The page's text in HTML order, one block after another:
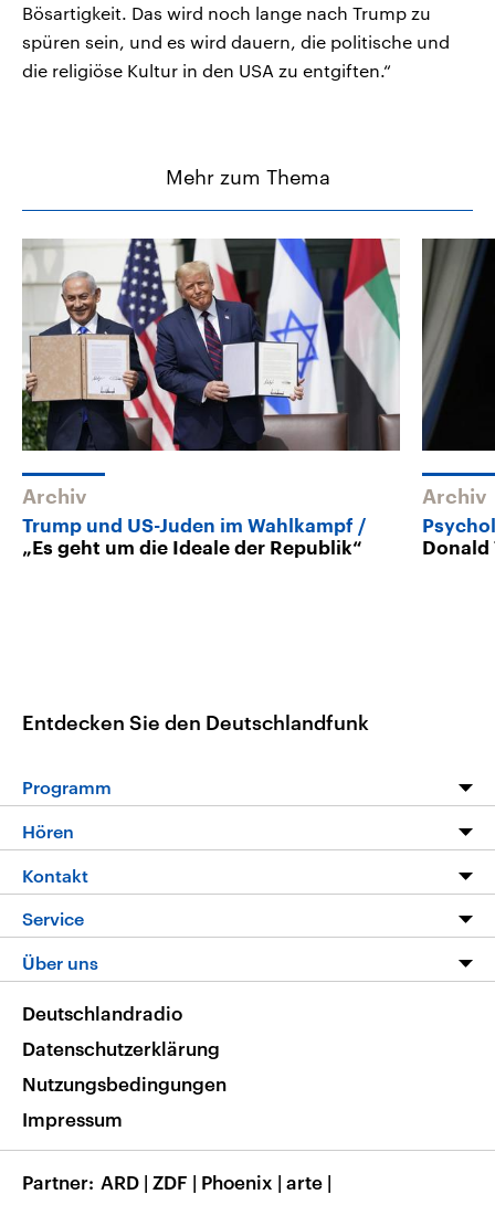
Bösartigkeit. Das wird noch lange nach Trump zu
spüren sein, und es wird dauern, die politische und
die religiöse Kultur in den USA zu entgiften.“
Mehr zum Thema
Archiv
Trump und US-Juden im Wahlkampf
„Es geht um die Ideale der Republik“
Archiv
Entdecken Sie den Deutschlandfunk
Programm
Die Nachrichten
Nachrichtenleicht
Neue Beiträge auf dlf.de
Hören
Livestream
Podcasts
Deutschlandfunk App
Nachrichten App
Frequenzen
Kontakt
Hörerservice
Service
FAQ
Veranstaltungen
Musikliste
RSS
Über uns
Barrierefreiheit
Deutschlandradio
Datenschutzerklärung
Nutzungsbedingungen
Impressum
Partner ARD | ZDF | Phoenix | arte |